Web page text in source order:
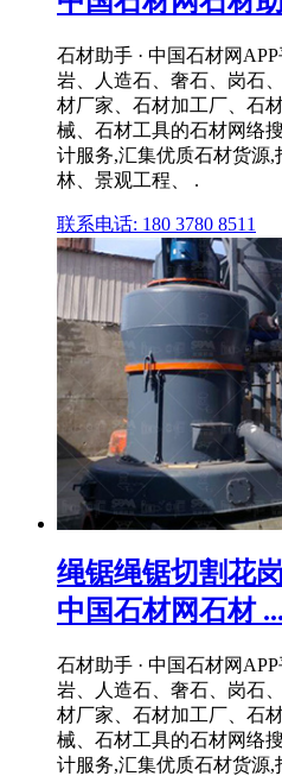
石材助手 · 中国石材网
岩、人造石、奢石、岗石
材厂家、石材加工厂、石
械、石材工具的石材网络
计服务,汇集优质石材货源
林、景观工程、 .
联系电话: 180 3780 8511
绳锯绳锯切割花
中国石材网石材 ...
石材助手 · 中国石材网
岩、人造石、奢石、岗石
材厂家、石材加工厂、石
械、石材工具的石材网络
计服务,汇集优质石材货源